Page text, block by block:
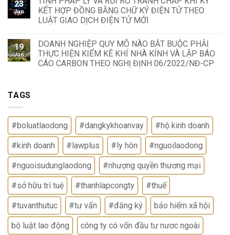
23
Jun
KẾT HỢP ĐỒNG BẰNG CHỮ KÝ ĐIỆN TỬ THEO
LUẬT GIAO DỊCH ĐIỆN TỬ MỚI
19
Jun
DOANH NGHIỆP QUY MÔ NÀO BẮT BUỘC PHẢI
THỰC HIỆN KIỂM KÊ KHÍ NHÀ KÍNH VÀ LẬP BÁO
CÁO CARBON THEO NGHỊ ĐỊNH 06/2022/NĐ-CP
TAGS
#boluatlaodong #dangkykhoanvay #hộ kinh doanh
#kinh doanh #lawplus #ly hôn #nguoilaodong
#nguoisudunglaodong #nhượng quyền thương mại
#sở hữu trí tuệ #thanhlapcongty #thuế
#tuvanthutuc #tư vấn #đăng ký bảo hiểm xã hội
bộ luật lao động công ty có vốn đầu tư nươc ngoài